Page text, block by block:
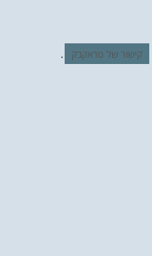
קישור של טראקבק .